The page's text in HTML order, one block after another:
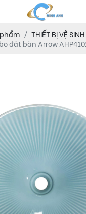
THIẾT BỊ VỆ SINH
đặt bàn Arrow